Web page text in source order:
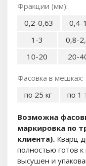
Фракции (мм):
0,2-0,63
0,4-
1-3
0,8-
10-20
20-
Фасовка в мешках:
по 25 кг
по 1
Возможна
маркировка по
клиента). Кварц
полностью готов
высушен и